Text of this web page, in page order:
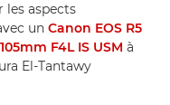
les aspects
un Canon EOS R5
F4L IS USM à
El-Tantawy